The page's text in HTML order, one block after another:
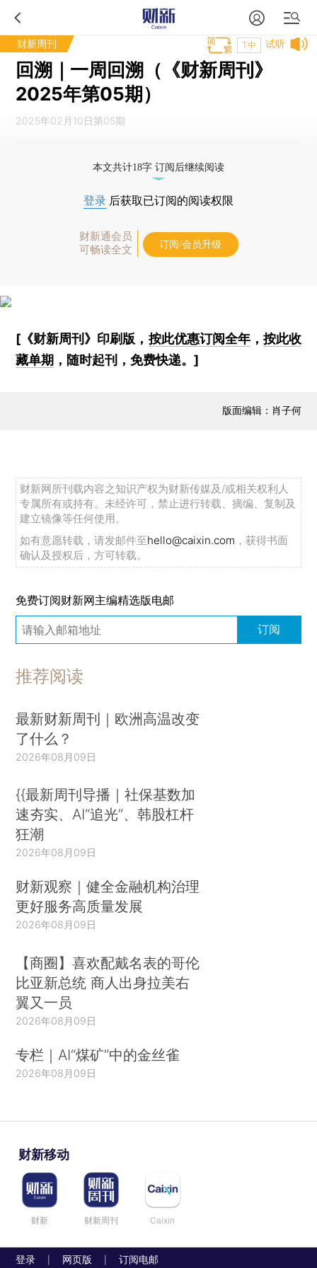
财新周刊 试听
T中
回溯｜一周回溯（《财新周刊》
2025年第05期）
2025年02月10日第05期
本文共计18字 订阅后继续阅读
登录 后获取已订阅的阅读权限
财新通会员
可畅读全文
订阅/会员升级
[《财新周刊》印刷版， 按此优惠订阅全年， 按此收
藏单期 ，随时起刊，免费快递。]
版面编辑：肖子何
财新网所刊载内容之知识产权为财新传媒及/或相关权利人
专属所有或持有。未经许可，禁止进行转载、摘编、复制及
建立镜像等任何使用。
如有意愿转载，请发邮件至hello@caixin.com ，获得书面
确认及授权后，方可转载。
免费订阅财新网主编精选版电邮
订阅
推荐阅读
最新财新周刊｜欧洲高温改变
了什么？
2026年08月09日
{{最新周刊导播｜社保基数加
速夯实、AI“追光”、韩股杠杆
狂潮
2026年08月09日
财新观察｜健全金融机构治理
更好服务高质量发展
2026年08月09日
【商圈】喜欢配戴名表的哥伦
比亚新总统 商人出身拉美右
翼又一员
2026年08月09日
专栏｜AI“煤矿”中的金丝雀
2026年08月09日
财新移动
财新 财新周刊 Caixin
登录 网页版 订阅电邮